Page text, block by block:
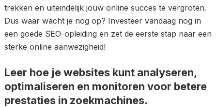
trekken en uiteindelijk jouw online succes te vergroten.
Dus waar wacht je nog op? Investeer vandaag nog in
een goede SEO-opleiding en zet de eerste stap naar een
sterke online aanwezigheid!
Leer hoe je websites kunt analyseren,
optimaliseren en monitoren voor betere
prestaties in zoekmachines.